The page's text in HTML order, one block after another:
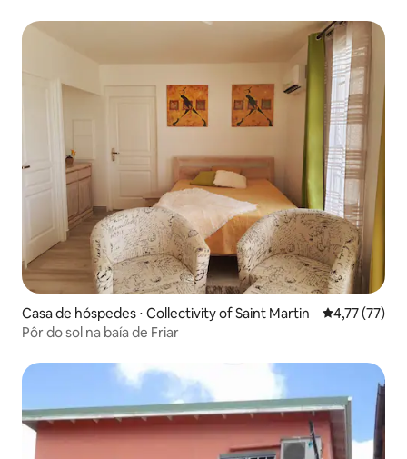
Casa de hóspedes ⋅ Collectivity of Saint Martin 4,77 de uma
4,77 (77)
Pôr do sol na baía de Friar